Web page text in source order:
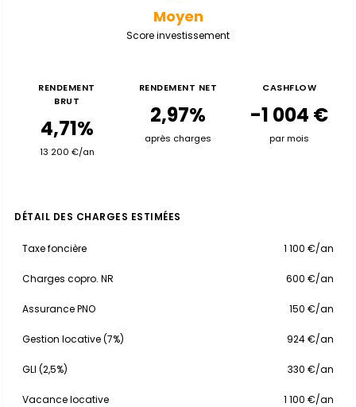
Moyen
Score investissement
RENDEMENT
BRUT
4,71%
13 200 €/an
RENDEMENT NET
2,97%
après charges
CASHFLOW
-1 004 €
par mois
DÉTAIL DES CHARGES ESTIMÉES
Taxe foncière 1 100 €/an
Charges copro. NR 600 €/an
Assurance PNO 150 €/an
Gestion locative (7%) 924 €/an
GLI (2,5%) 330 €/an
Vacance locative 1 100 €/an